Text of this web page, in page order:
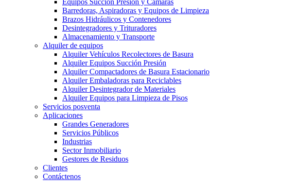
Equipos Succión Presión y Cámaras
Barredoras, Aspiradoras y Equipos de Limpieza
Brazos Hidráulicos y Contenedores
Desintegradores y Trituradores
Almacenamiento y Transporte
Alquiler de equipos
Alquiler Vehículos Recolectores de Basura
Alquiler Equipos Succión Presión
Alquiler Compactadores de Basura Estacionario
Alquiler Embaladoras para Reciclables
Alquiler Desintegrador de Materiales
Alquiler Equipos para Limpieza de Pisos
Servicios posventa
Aplicaciones
Grandes Generadores
Servicios Públicos
Industrias
Sector Inmobiliario
Gestores de Residuos
Clientes
Contáctenos